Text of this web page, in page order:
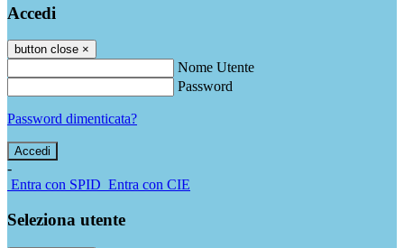
Accedi
button close ×
Nome Utente
Password
Password dimenticata?
-
Entra con SPID Entra con CIE
Seleziona utente